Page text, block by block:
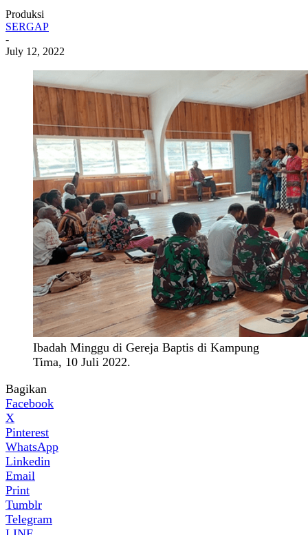
Produksi
SERGAP
-
July 12, 2022
Ibadah Minggu di Gereja Baptis di Kampung
Tima, 10 Juli 2022.
Bagikan
Facebook
X
Pinterest
WhatsApp
Linkedin
Email
Print
Tumblr
Telegram